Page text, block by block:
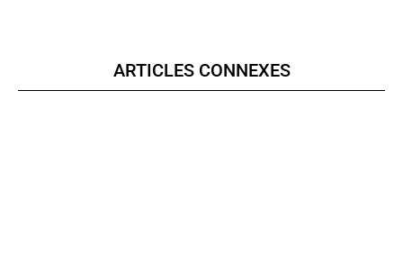
ARTICLES CONNEXES